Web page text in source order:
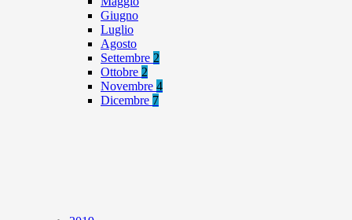
Giugno
Luglio
Agosto
Settembre 2
Ottobre 2
Novembre 4
Dicembre 7